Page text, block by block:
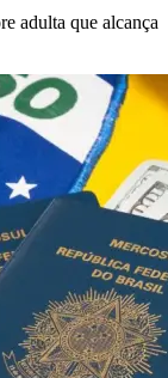
adulta que alcança